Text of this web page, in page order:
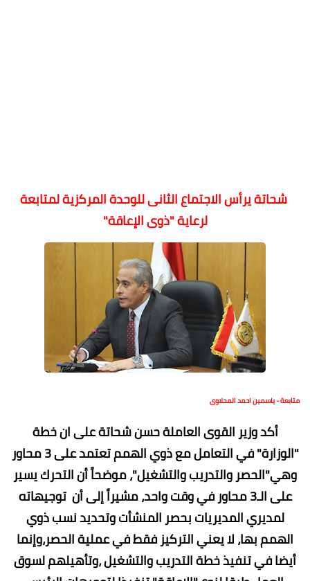
شحاتة يرأس الاجتماع الثانى للوحدة المركزية لمتابعة
لرعاية "ذوى الإعاقة"
متابعة - ياسمين احمد المحلاوى
أكد وزير القوى العاملة حسن شحاتة على ان خطة
"الوزارة" في التعامل مع ذوي الهمم تعتمد على 3 محاور
وهي"الحصر والتدريب والتشغيل"، موضحاً أن التحرك يسير
على الـ3 محاور في وقت واحد، مشيراً إلى أن توجيهاته
لمديري المديريات بحصر المنشأت وتحديد نسب ذوي
الهمم بها، لا يعني التركيز فقط في عملية الحصر،وإنما
أيضا في تنفيذ خطة التدريب والتشغيل ،وتأهيلهم لسوق